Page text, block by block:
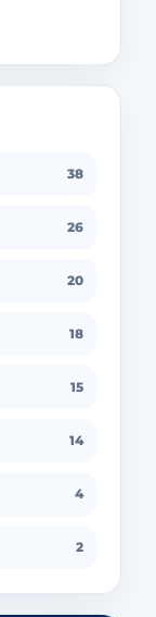
38
26
20
18
15
14
4
2